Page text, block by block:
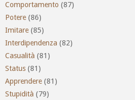
Comportamento (87)
Potere (86)
Imitare (85)
Interdipendenza (82)
Casualità (81)
Status (81)
Apprendere (81)
Stupidità (79)